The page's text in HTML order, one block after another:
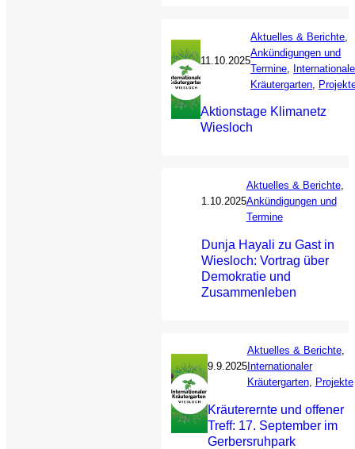
11.10.2025
Aktuelles & Berichte
Ankündigungen und
Termine
Kräutergarten
Aktionstage Klimanetz
Wiesloch
1.10.2025
Aktuelles & Berichte
Ankündigungen und
Termine
Dunja Hayali zu Gast in
Wiesloch: Vortrag über
Demokratie und
Zusammenleben
9.9.2025
Aktuelles & Berichte
Internationaler
Kräutergarten, Projekte
Kräuterernte und offener
Treff: 17. September im
Gerbersruhpark